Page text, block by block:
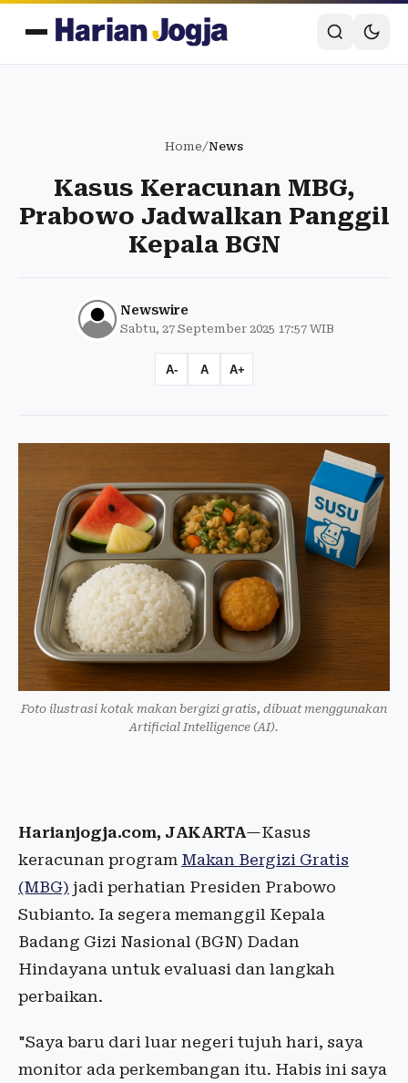
Home/News
Kasus Keracunan MBG,
Prabowo Jadwalkan Panggil
Kepala BGN
Newswire
Sabtu, 27 September 2025 17:57 WIB
A- A A+
Foto ilustrasi kotak makan bergizi gratis, dibuat menggunakan
Artificial Intelligence (AI).
Harianjogja.com, JAKARTA—Kasus
keracunan program Makan Bergizi Gratis
(MBG) jadi perhatian Presiden Prabowo
Subianto. Ia segera memanggil Kepala
Badang Gizi Nasional (BGN) Dadan
Hindayana untuk evaluasi dan langkah
perbaikan.
"Saya baru dari luar negeri tujuh hari, saya
monitor ada perkembangan itu. Habis ini saya